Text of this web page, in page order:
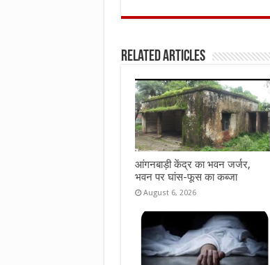
ce
o
o
k
it
r
at
A
p
p
ai
Related Articles
आंगनबाड़ी केंद्र का भवन जर्जर,
भवन पर घांस-फूस का कब्जा
August 6, 2026